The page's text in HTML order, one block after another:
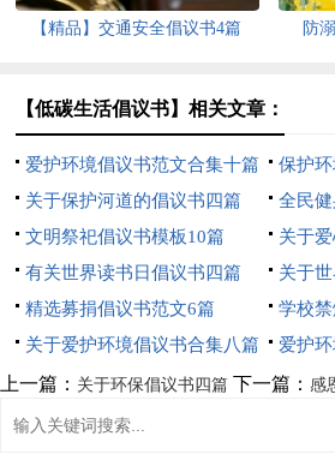
【精品】交通安全倡议书4篇 防
【低碳生活倡议书】相关文章：
爱护环境倡议书范文合集十篇
保护
关于保护河道的倡议书四篇
全民
文明祭祀倡议书模板10篇
关于
有关世界读书日倡议书四篇
关于
精选募捐倡议书范文6篇
学校
关于爱护环境倡议书合集八篇
爱护
上一篇： 关于环保倡议书四篇 下一篇： 感